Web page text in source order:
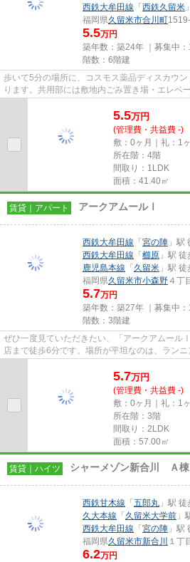
西鉄大牟田線 「西鉄久留米
福岡県久留米市合川町
5.5万円
築年数：築24年 ｜募集中：
階数：6階建
歩いて5分の場所に、コスモス薬品ディスカウ
ります。共用部には敷地内ごみ置き場・エレベ
実しています。こだわり条件...
5.5万円
(管理費・共益費 -)
敷：0ヶ月｜礼：1
所在階：4階
間取り：1LDK
面積：41.40㎡
賃貸｜アパート アークアムールⅠ
西鉄大牟田線 「宮の陣 」駅
西鉄大牟田線 「櫛原 」駅
鹿児島本線 「久留米 」駅
福岡県久留米市小森野 ４丁
5.7万円
築年数：築27年 ｜募集中：
階数：3階建
ぜひ一度見ていただきたい、「アークアムール
店まで徒歩6分です。場所が平坦なのは、ランニ
トですね。忙しい方にもおすす...
5.7万円
(管理費・共益費 -)
敷：0ヶ月｜礼：1
所在階：3階
間取り：2LDK
面積：57.00㎡
賃貸｜ハイツ シャーメゾン新合川 Ａ棟
西鉄甘木線 「五郎丸 」駅
久大本線 「久留米大学前 」
西鉄大牟田線 「宮の陣 」駅
福岡県久留米市新合川 １丁
6.2万円